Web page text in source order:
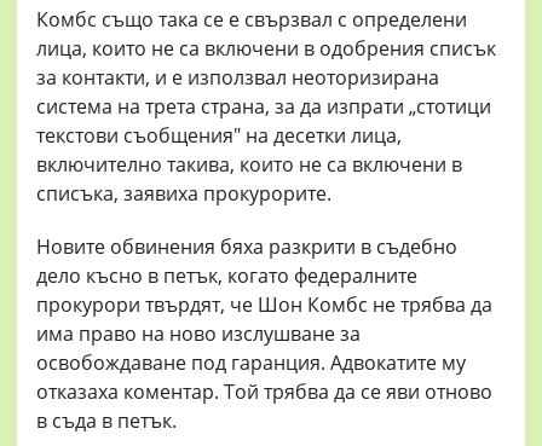
Комбс също така се е свързвал с определени
лица, които не са включени в одобрения списък
за контакти, и е използвал неоторизирана
система на трета страна, за да изпрати „стотици
текстови съобщения" на десетки лица,
включително такива, които не са включени в
списъка, заявиха прокурорите.
Новите обвинения бяха разкрити в съдебно
дело късно в петък, когато федералните
прокурори твърдят, че Шон Комбс не трябва да
има право на ново изслушване за
освобождаване под гаранция. Адвокатите му
отказаха коментар. Той трябва да се яви отново
в съда в петък.